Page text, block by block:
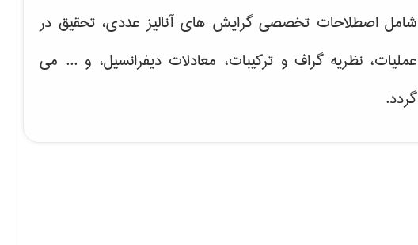
شامل اصطلاحات تخصصی گرایش هایآنالیز عددی، تحقیق در
عملیات، نظریه گراف و تركیبات، معادلات دیفرانسیل، و ... می
گردد.